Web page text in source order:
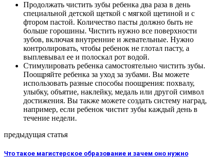
Продолжать чистить зубы ребенка два раза в день
специальной детской щеткой с мягкой щетиной и с
фтором пастой. Количество пасты должно быть не
больше горошины. Чистить нужно все поверхности
зубов, включая внутренние и жевательные. Нужно
контролировать, чтобы ребенок не глотал пасту, а
выплевывал ее и полоскал рот водой.
Стимулировать ребенка самостоятельно чистить зубы.
Поощряйте ребенка за уход за зубами. Вы можете
использовать разные способы поощрения: похвалу,
улыбку, объятие, наклейку, медаль или другой символ
достижения. Вы также можете создать систему наград,
например, если ребенок чистит зубы каждый день в
течение недели.
предыдущая статья
Что такое магистерское образование и зачем оно нужно